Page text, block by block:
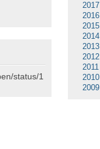
status/1
2017
2016
2015
2014
2013
2012
2011
2010
2009